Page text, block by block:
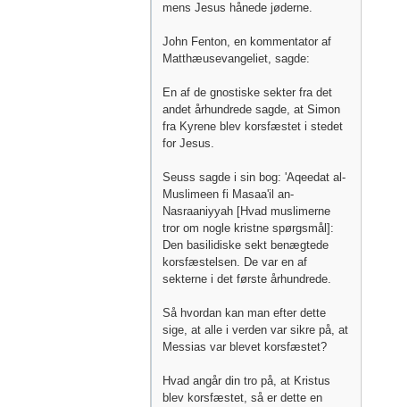
mens Jesus hånede jøderne.
John Fenton, en kommentator af
Matthæusevangeliet, sagde:
En af de gnostiske sekter fra det
andet århundrede sagde, at Simon
fra Kyrene blev korsfæstet i stedet
for Jesus.
Seuss sagde i sin bog: 'Aqeedat al-
Muslimeen fi Masaa'il an-
Nasraaniyyah [Hvad muslimerne
tror om nogle kristne spørgsmål]:
Den basilidiske sekt benægtede
korsfæstelsen. De var en af ​​
sekterne i det første århundrede.
Så hvordan kan man efter dette
sige, at alle i verden var sikre på, at
Messias var blevet korsfæstet?
Hvad angår din tro på, at Kristus
blev korsfæstet, så er dette en